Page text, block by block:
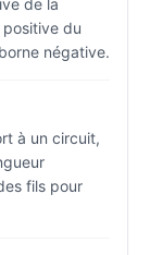
de la
du
négative.
à un circuit,
fils pour